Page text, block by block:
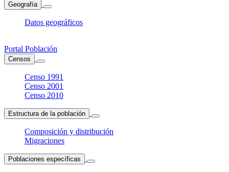
Geografía
Datos geográficos
Portal Población
Censos
Censo 1991
Censo 2001
Censo 2010
Estructura de la población
Composición y distribución
Migraciones
Poblaciones específicas